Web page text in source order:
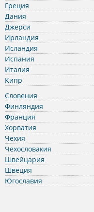
Греция
Дания
Джерси
Ирландия
Исландия
Испания
Италия
Кипр
Словения
Финляндия
Франция
Хорватия
Чехия
Чехословакия
Швейцария
Швеция
Югославия